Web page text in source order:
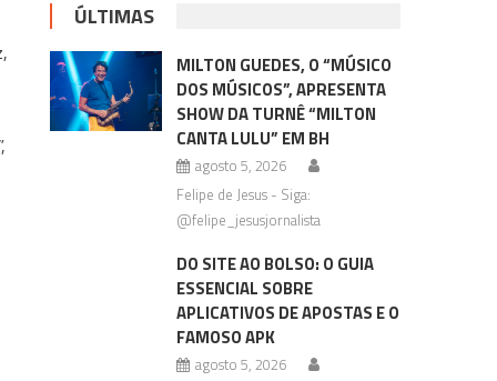
ÚLTIMAS
MILTON GUEDES, O “MÚSICO
DOS MÚSICOS”, APRESENTA
SHOW DA TURNÊ “MILTON
CANTA LULU” EM BH
agosto 5, 2026
Felipe de Jesus - Siga:
@felipe_jesusjornalista
DO SITE AO BOLSO: O GUIA
ESSENCIAL SOBRE
APLICATIVOS DE APOSTAS E O
FAMOSO APK
agosto 5, 2026